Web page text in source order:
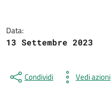
Data:
13 Settembre 2023
Condividi Vedi azioni